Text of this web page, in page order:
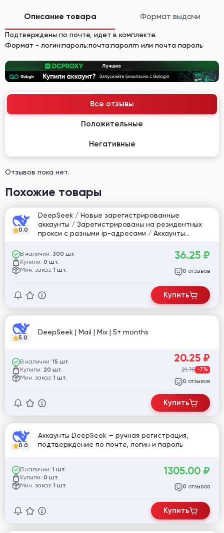
Описание товара Формат выдачи
Подтверждены по почте, идет в комплекте.
Формат - логин:пароль:почта:паролm или почта пароль
Все отзывы
Положительные
Негативные
Отзывов пока нет.
Похожие товары
0.0
DeepSeek / Новые зарегистрированные
аккаунты / Зарегистрированы на резидентных
прокси с разными ip-адресами / Аккаунты
#919783
В наличии: 300 шт.
Купили: 0 шт.
Мин. заказ: 1 шт.
36.25 ₽
0 отзывов
Купить
5.0
DeepSeek | Mail | Mix | 5+ months
В наличии: 15 шт.
Купили: 20 шт.
Мин. заказ: 1 шт.
20.25 ₽
21.75 -7%
0 отзывов
Купить
0.0
Аккаунты DeepSeek — ручная регистрация,
подтверждение по почте, логин и пароль
В наличии: 1 шт.
Купили: 0 шт.
Мин. заказ: 1 шт.
1305.00 ₽
0 отзывов
Купить